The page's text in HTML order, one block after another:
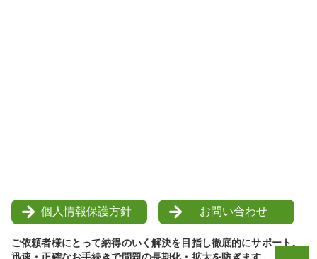
個人情報保護方針 お問い合わせ
ご依頼者様にとって納得のいく解決を目指し徹底的にサポート。
迅速・正確なお手続きで問題の長期化・拡大を防ぎます。